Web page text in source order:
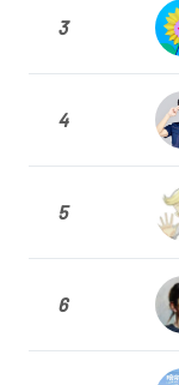
3
4
5
6